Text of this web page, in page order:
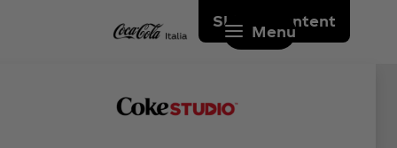
Skip to content
Menu